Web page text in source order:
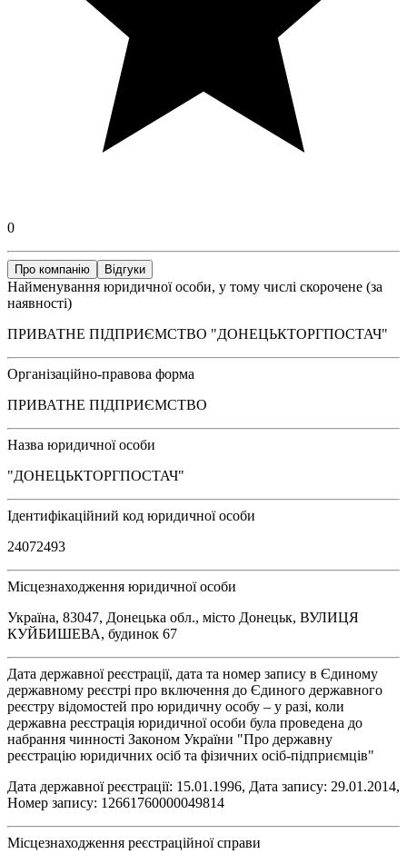
0
Про компанію Відгуки
Найменування юридичної особи, у тому числі скорочене (за
наявності)
ПРИВАТНЕ ПІДПРИЄМСТВО "ДОНЕЦЬКТОРГПОСТАЧ"
Організаційно-правова форма
ПРИВАТНЕ ПІДПРИЄМСТВО
Назва юридичної особи
"ДОНЕЦЬКТОРГПОСТАЧ"
Ідентифікаційний код юридичної особи
24072493
Місцезнаходження юридичної особи
Україна, 83047, Донецька обл., місто Донецьк, ВУЛИЦЯ
КУЙБИШЕВА, будинок 67
Дата державної реєстрації, дата та номер запису в Єдиному
державному реєстрі про включення до Єдиного державного
реєстру відомостей про юридичну особу – у разі, коли
державна реєстрація юридичної особи була проведена до
набрання чинності Законом України "Про державну
реєстрацію юридичних осіб та фізичних осіб-підприємців"
Дата державної реєстрації: 15.01.1996, Дата запису: 29.01.2014,
Номер запису: 12661760000049814
Місцезнаходження реєстраційної справи